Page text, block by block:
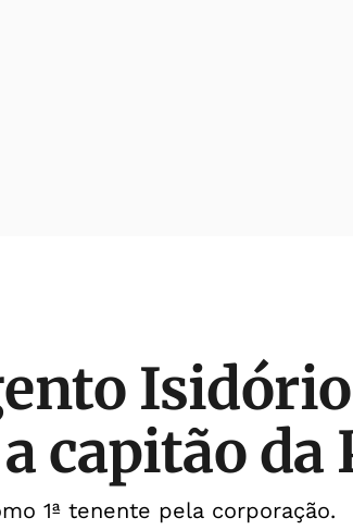
capitão da
1ª tenente pela corporação.